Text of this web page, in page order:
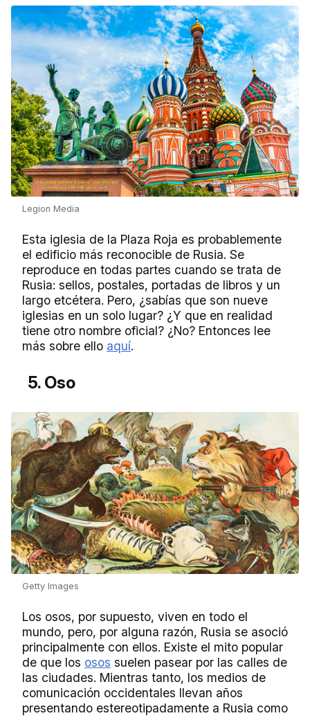
Legion Media
Esta iglesia de la Plaza Roja es probablemente
el edificio más reconocible de Rusia. Se
reproduce en todas partes cuando se trata de
Rusia: sellos, postales, portadas de libros y un
largo etcétera. Pero, ¿sabías que son nueve
iglesias en un solo lugar? ¿Y que en realidad
tiene otro nombre oficial? ¿No? Entonces lee
más sobre ello aquí.
5. Oso
Getty Images
Los osos, por supuesto, viven en todo el
mundo, pero, por alguna razón, Rusia se asoció
principalmente con ellos. Existe el mito popular
de que los osos suelen pasear por las calles de
las ciudades. Mientras tanto, los medios de
comunicación occidentales llevan años
presentando estereotipadamente a Rusia como